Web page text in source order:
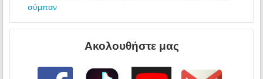
σύμπαν
Ακολουθήστε μας